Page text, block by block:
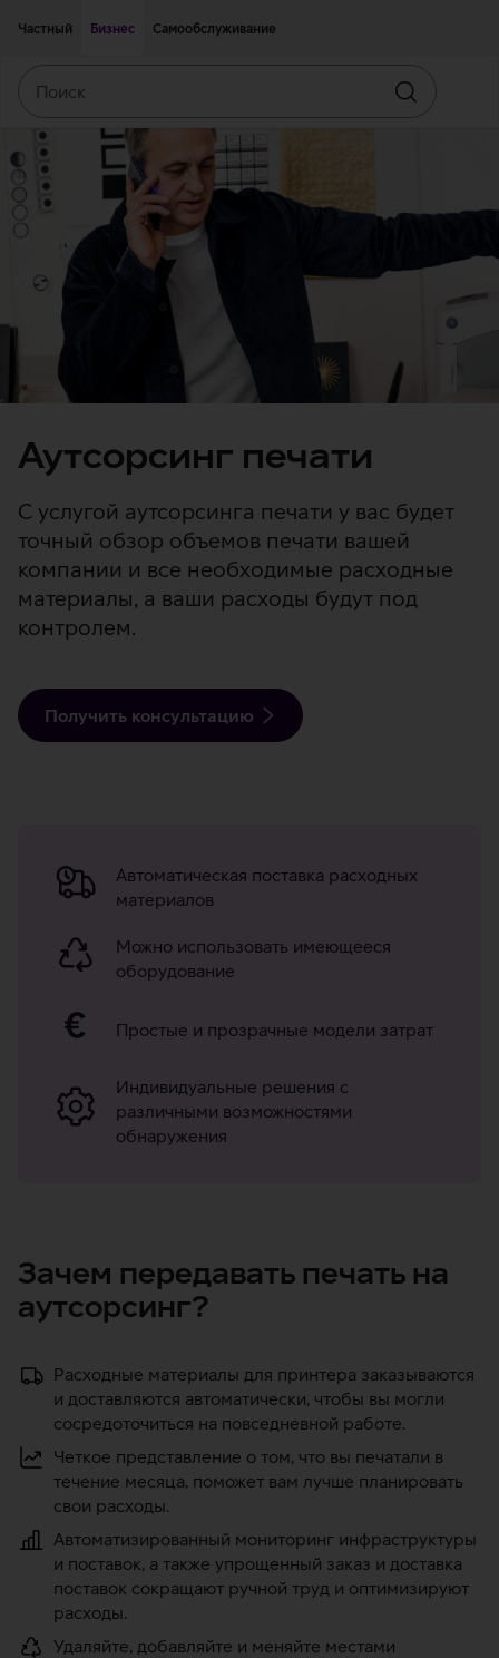
Частный
Бизнес Самообслуживание
Искать
Аутсорсинг печати
С услугой аутсорсинга печати у вас будет
точный обзор объемов печати вашей
компании и все необходимые расходные
материалы, а ваши расходы будут под
контролем.
Получить консультацию
управляемой
печати
Автоматическая поставка расходных
материалов
Можно использовать имеющееся
оборудование
Простые и прозрачные модели затрат
Индивидуальные решения с
различными возможностями
обнаружения
Зачем передавать печать на
аутсорсинг?
Расходные материалы для принтера заказываются
и доставляются автоматически, чтобы вы могли
сосредоточиться на повседневной работе.
Четкое представление о том, что вы печатали в
течение месяца, поможет вам лучше планировать
свои расходы.
Автоматизированный мониторинг инфраструктуры
и поставок, а также упрощенный заказ и доставка
поставок сокращают ручной труд и оптимизируют
расходы.
Удаляйте, добавляйте и меняйте местами